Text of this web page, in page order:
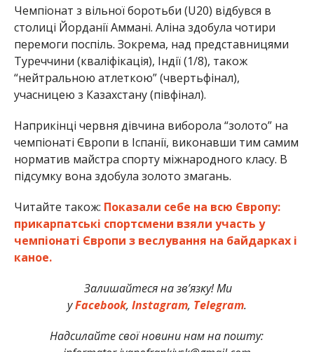
Чемпіонат з вільної боротьби (U20) відбувся в
столиці Йорданії Аммані. Аліна здобула чотири
перемоги поспіль. Зокрема, над представницями
Туреччини (кваліфікація), Індії (1/8), також
“нейтральною атлеткою” (чвертьфінал),
учасницею з Казахстану (півфінал).
Наприкінці червня дівчина виборола “золото” на
чемпіонаті Європи в Іспанії, виконавши тим самим
норматив майстра спорту міжнародного класу. В
підсумку вона здобула золото змагань.
Читайте також: Показали себе на всю Європу:
прикарпатські спортсмени взяли участь у
чемпіонаті Європи з веслування на байдарках і
каное.
Залишайтеся на зв’язку! Ми
уFacebook, Instagram, Telegram.
Надсилайте свої новини нам на пошту: